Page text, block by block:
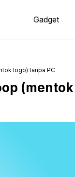
Gadget
logo) tanpa PC